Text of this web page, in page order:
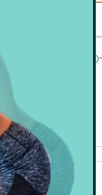
骨盤の傾きは姿勢
解説！